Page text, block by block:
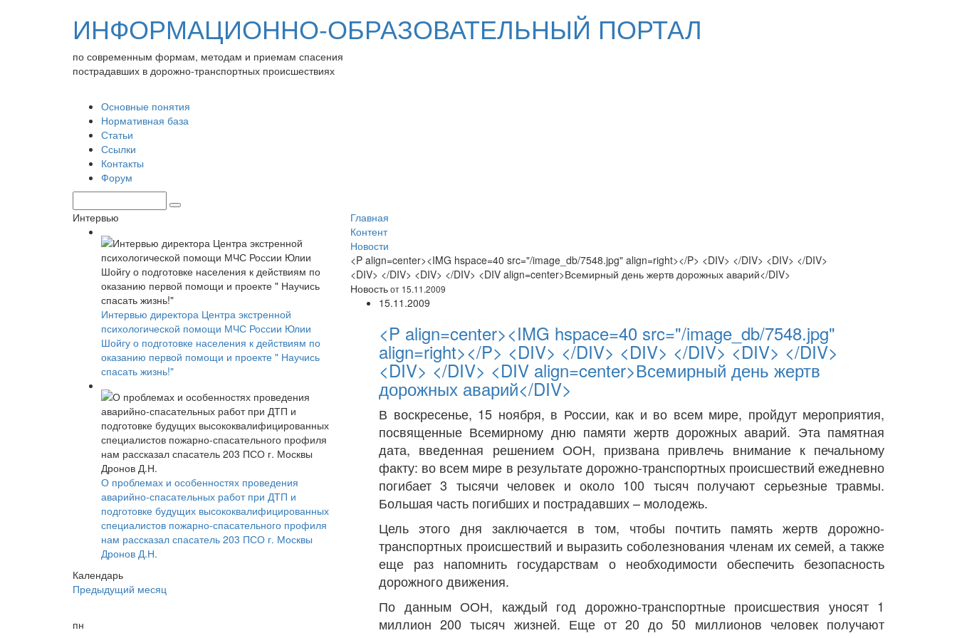
ИНФОРМАЦИОННО-ОБРАЗОВАТЕЛЬНЫЙ ПОРТАЛ
по современным формам, методам и приемам спасения
пострадавших в дорожно-транспортных происшествиях
Основные понятия
Нормативная база
Статьи
Ссылки
Контакты
Форум
Интервью
Интервью директора Центра экстренной
психологической помощи МЧС России Юлии
Шойгу о подготовке населения к действиям по
оказанию первой помощи и проекте " Научись
спасать жизнь!"
О проблемах и особенностях проведения
аварийно-спасательных работ при ДТП и
подготовке будущих высококвалифицированных
специалистов пожарно-спасательного профиля
нам рассказал спасатель 203 ПСО г. Москвы
Дронов Д.Н.
Календарь
Предыдущий месяц
пн
Главная
Контент
Новости
<P align=center><IMG hspace=40 src="/image_db/7548.jpg" align=right></P> <DIV> </DIV> <DIV> </DIV>
<DIV> </DIV> <DIV> </DIV> <DIV align=center>Всемирный день жертв дорожных аварий</DIV>
Новостьот 15.11.2009
15.11.2009
<P align=center><IMG hspace=40 src="/image_db/7548.jpg"
align=right></P> <DIV> </DIV> <DIV> </DIV> <DIV> </DIV>
<DIV> </DIV> <DIV align=center>Всемирный день жертв
дорожных аварий</DIV>
В воскресенье, 15 ноября, в России, как и во всем мире, пройдут мероприятия,
посвященные Всемирному дню памяти жертв дорожных аварий. Эта памятная
дата, введенная решением ООН, призвана привлечь внимание к печальному
факту: во всем мире в результате дорожно-транспортных происшествий ежедневно
погибает 3 тысячи человек и около 100 тысяч получают серьезные травмы.
Большая часть погибших и пострадавших – молодежь.
Цель этого дня заключается в том, чтобы почтить память жертв дорожно-
транспортных происшествий и выразить соболезнования членам их семей, а также
еще раз напомнить государствам о необходимости обеспечить безопасность
дорожного движения.
По данным ООН, каждый год дорожно-транспортные происшествия уносят 1
миллион 200 тысяч жизней. Еще от 20 до 50 миллионов человек получают